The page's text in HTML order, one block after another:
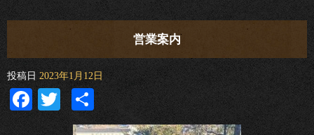
営業案内
投稿日 2023年1月12日
Facebook
Twitter
有